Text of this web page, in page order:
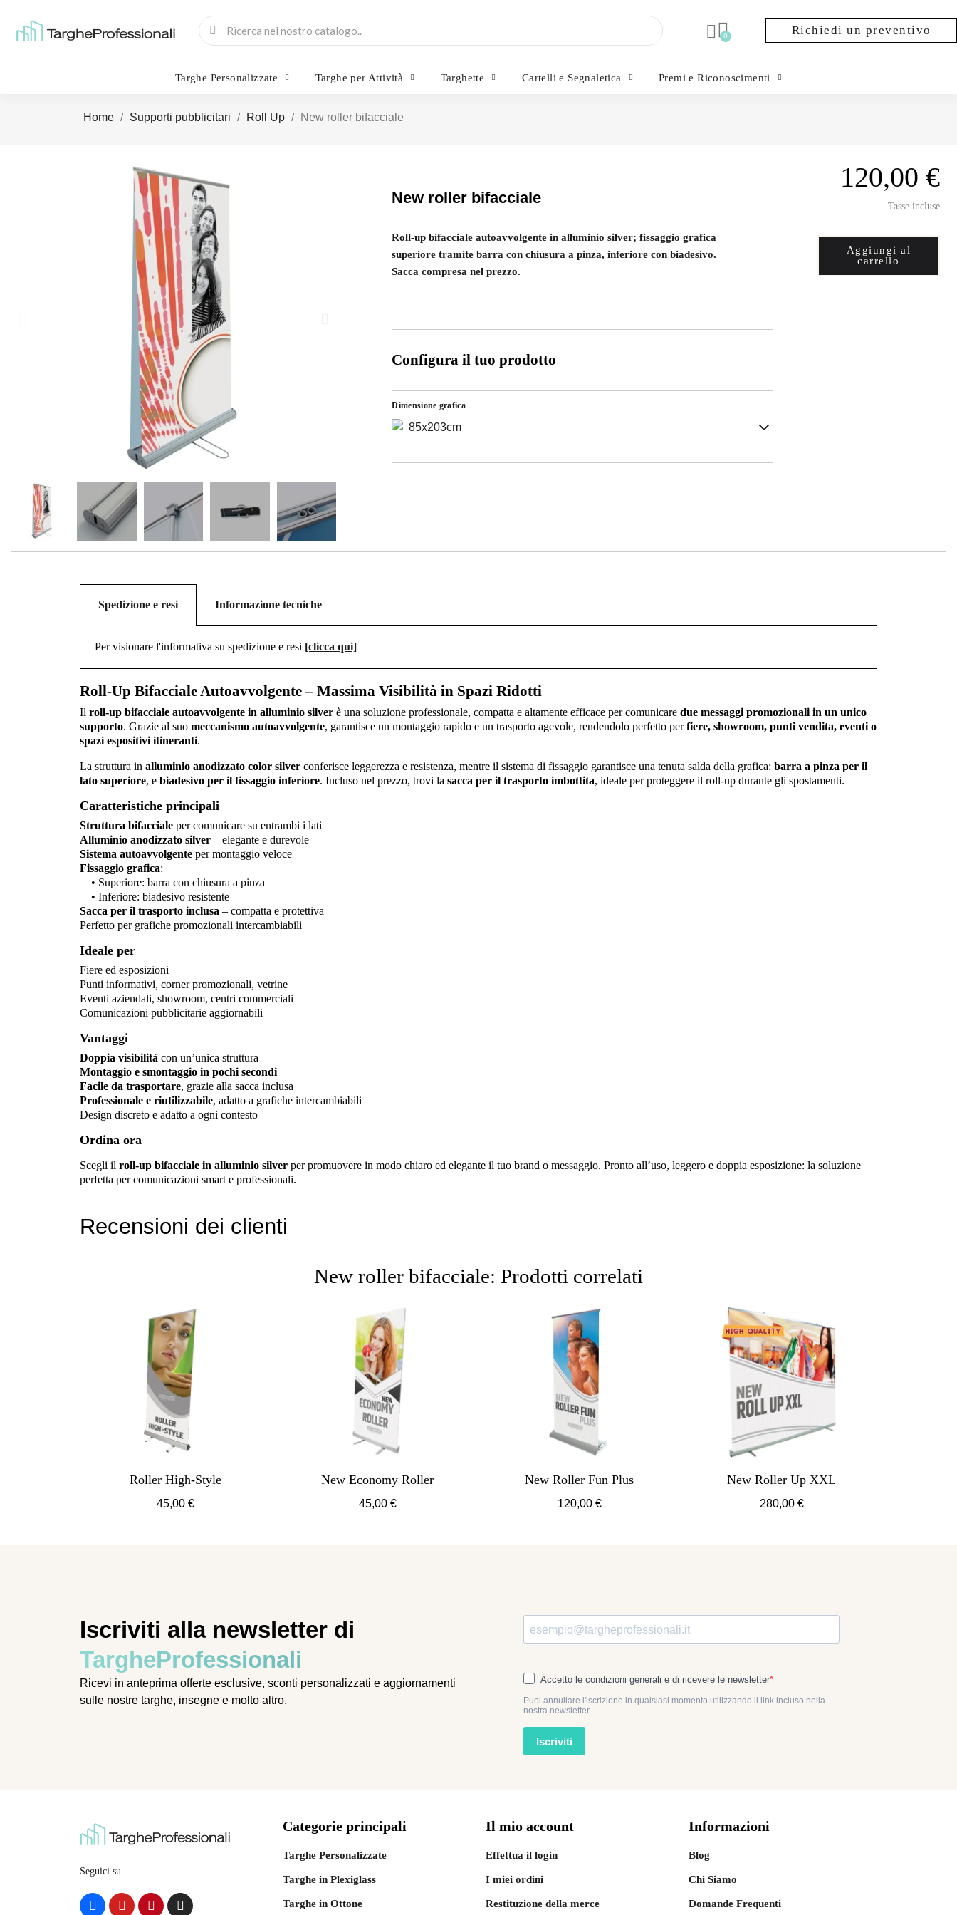
Richiedi un preventivo
Targhe Personalizzate Targhe per Attività Targhette Cartelli e Segnaletica Premi e Riconoscimenti
Home Supporti pubblicitari Roll Up New roller bifacciale
New roller bifacciale
Roll-up bifacciale autoavvolgente in alluminio silver; fissaggio grafica
superiore tramite barra con chiusura a pinza, inferiore con biadesivo.
Sacca compresa nel prezzo.
Configura il tuo prodotto
Dimensione grafica
85x203cm
120,00 €
Tasse incluse
Aggiungi al
carrello
Spedizione e resi Informazione tecniche
Per visionare l'informativa su spedizione e resi [clicca qui]
Roll-Up Bifacciale Autoavvolgente – Massima Visibilità in Spazi Ridotti
Il roll-up bifacciale autoavvolgente in alluminio silver è una soluzione professionale, compatta e altamente efficace per comunicare due messaggi promozionali in un unico
supporto. Grazie al suo meccanismo autoavvolgente, garantisce un montaggio rapido e un trasporto agevole, rendendolo perfetto perfiere, showroom, punti vendita, eventi o
spazi espositivi itineranti.
La struttura in alluminio anodizzato color silver conferisce leggerezza e resistenza, mentre il sistema di fissaggio garantisce una tenuta salda della grafica: barra a pinza per il
lato superiore, e biadesivo per il fissaggio inferiore. Incluso nel prezzo, trovi la sacca per il trasporto imbottita, ideale per proteggere il roll-up durante gli spostamenti.
Caratteristiche principali
Struttura bifacciale per comunicare su entrambi i lati
Alluminio anodizzato silver – elegante e durevole
Sistema autoavvolgente per montaggio veloce
Fissaggio grafica:
• Superiore: barra con chiusura a pinza
• Inferiore: biadesivo resistente
Sacca per il trasporto inclusa – compatta e protettiva
Perfetto per grafiche promozionali intercambiabili
Ideale per
Fiere ed esposizioni
Punti informativi, corner promozionali, vetrine
Eventi aziendali, showroom, centri commerciali
Comunicazioni pubblicitarie aggiornabili
Vantaggi
Doppia visibilità con un’unica struttura
Montaggio e smontaggio in pochi secondi
Facile da trasportare, grazie alla sacca inclusa
Professionale e riutilizzabile, adatto a grafiche intercambiabili
Design discreto e adatto a ogni contesto
Ordina ora
Scegli il roll-up bifacciale in alluminio silver per promuovere in modo chiaro ed elegante il tuo brand o messaggio. Pronto all’uso, leggero e doppia esposizione: la soluzione
perfetta per comunicazioni smart e professionali.
Recensioni dei clienti
New roller bifacciale: Prodotti correlati
Roller High-Style
45,00 €
New Economy Roller
45,00 €
New Roller Fun Plus
120,00 €
New Roller Up XXL
280,00 €
Iscriviti alla newsletter di
TargheProfessionali
Ricevi in anteprima offerte esclusive, sconti personalizzati e aggiornamenti
sulle nostre targhe, insegne e molto altro.
Seguici su
Categorie principali
Targhe Personalizzate
Targhe in Plexiglass
Targhe in Ottone
Il mio account
Effettua il login
I miei ordini
Restituzione della merce
Informazioni
Blog
Chi Siamo
Domande Frequenti